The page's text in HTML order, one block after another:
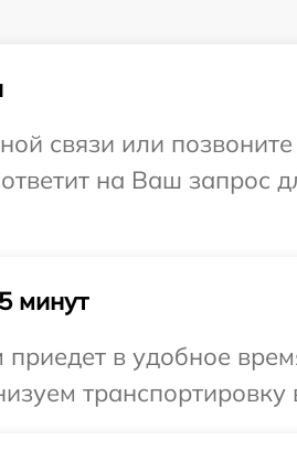
связи или
на Ваш запрос
минут
в удобное